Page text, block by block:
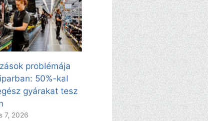
problémája
50%-kal
gyárakat tesz
7, 2026